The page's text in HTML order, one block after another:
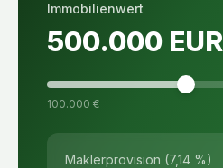
Immobilienwert
500.000 EUR
100.000 €
Maklerprovision (7,14 %)